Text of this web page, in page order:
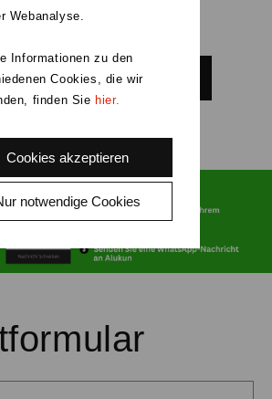
Konfigurieren
Webanalyse.
Informationen zu den
Cookies, die wir
finden Sie hier.
Cookies akzeptieren
notwendige Cookies